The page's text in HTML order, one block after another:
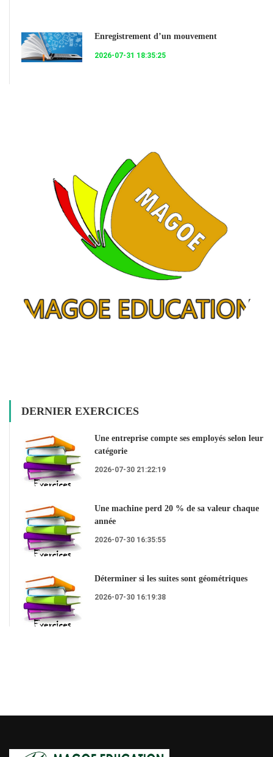
Enregistrement d’un mouvement
2026-07-31 18:35:25
DERNIER EXERCICES
Une entreprise compte ses employés selon leur
catégorie
2026-07-30 21:22:19
Une machine perd 20 % de sa valeur chaque
année
2026-07-30 16:35:55
Déterminer si les suites sont géométriques
2026-07-30 16:19:38